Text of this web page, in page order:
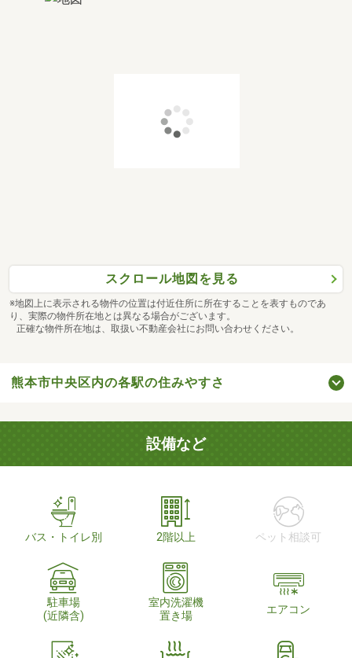
スクロール地図を見る
※地図上に表示される物件の位置は付近住所に所在することを表すものであ
り、実際の物件所在地とは異なる場合がございます。
正確な物件所在地は、取扱い不動産会社にお問い合わせください。
熊本市中央区内の各駅の住みやすさ
設備など
バス・トイレ別 2階以上 ペット相談可
駐車場
(近隣含)
室内洗濯機
置き場
エアコン